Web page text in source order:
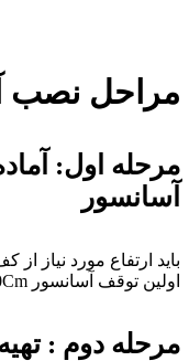
مراحل نصب
مرحله اول:
آسانسور
باید ارتفاع مورد نیاز
اولین توقف آسانسور 190Cm باشد.
مرحله دوم :